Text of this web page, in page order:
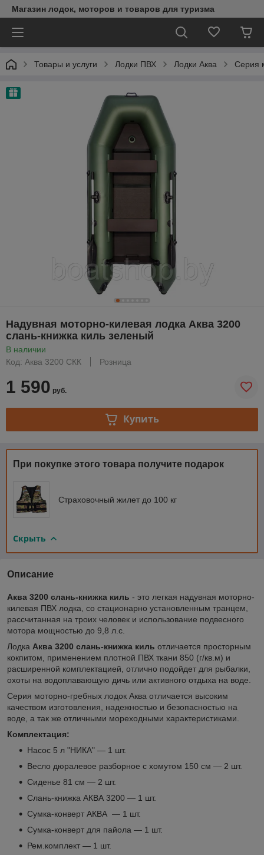
Магазин лодок, моторов и товаров для туризма
Товары и услуги Лодки ПВХ Лодки Аква Серия
Надувная моторно-килевая лодка Аква 3200
слань-книжка киль зеленый
В наличии
Код: Аква 3200 СКК
Розница
1 590 руб.
Купить
При покупке этого товара получите подарок
Страховочный жилет до 100 кг
Скрыть
Описание
Аква 3200 слань-книжка киль - это легкая надувная моторно-
килевая ПВХ лодка, со стационарно установленным транцем,
рассчитанная на троих человек и использование подвесного
мотора мощностью до 9,8 л.с.
Лодка Аква 3200 слань-книжка киль отличается просторным
кокпитом, применением плотной ПВХ ткани 850 (г/кв.м) и
расширенной комплектацией, отлично подойдет для рыбалки,
охоты на водоплавающую дичь или активного отдыха на воде.
Серия моторно-гребных лодок Аква отличается высоким
качеством изготовления, надежностью и безопасностью на
воде, а так же отличными мореходными характеристиками.
Комплектация:
Насос 5 л "НИКА" — 1 шт.
Весло дюралевое разборное с хомутом 150 см — 2 шт.
Сиденье 81 см — 2 шт.
Слань-книжка АКВА 3200 — 1 шт.
Сумка-конверт AКВА — 1 шт.
Сумка-конверт для пайола — 1 шт.
Рем.комплект — 1 шт.